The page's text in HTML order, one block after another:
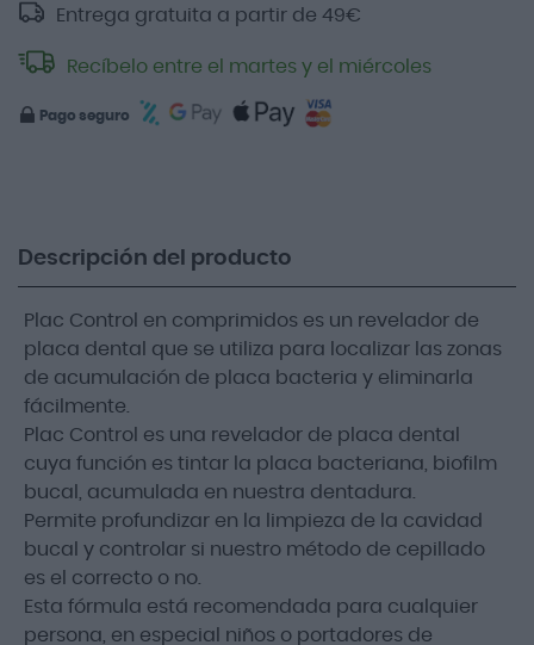
Entrega gratuita a partir de 49€
Recíbelo entre el martes y el miércoles
Pago seguro
Descripción del producto
Plac Control en comprimidos es un revelador de
placa dental que se utiliza para localizar las zonas
de acumulación de placa bacteria y eliminarla
fácilmente.
Plac Control es una revelador de placa dental
cuya función es tintar la placa bacteriana, biofilm
bucal, acumulada en nuestra dentadura.
Permite profundizar en la limpieza de la cavidad
bucal y controlar si nuestro método de cepillado
es el correcto o no.
Esta fórmula está recomendada para cualquier
persona, en especial niños o portadores de